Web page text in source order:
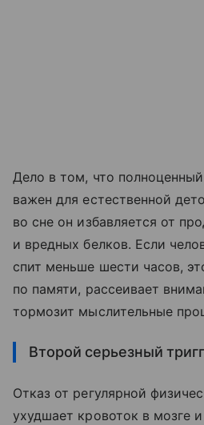
Дело в том, что
важен для естественной
во сне он избавляется от
и вредных белков. Если
спит меньше шести часов,
по памяти, рассеивает
тормозит мыслительные
Второй серьезный
Отказ от регулярной
ухудшает кровоток в мозге